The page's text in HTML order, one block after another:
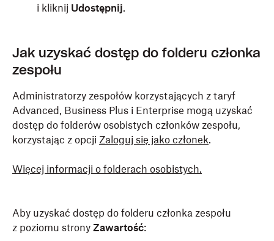
i kliknij Udostępnij.
Jak uzyskać dostęp do folderu członka
zespołu
Administratorzy zespołów korzystających z taryf
Advanced, Business Plus i Enterprise mogą uzyskać
dostęp do folderów osobistych członków zespołu,
korzystając z opcji Zaloguj się jako członek.
Więcej informacji o folderach osobistych.
Aby uzyskać dostęp do folderu członka zespołu
z poziomu strony Zawartość: